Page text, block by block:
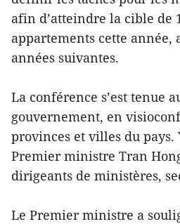
afin d’atteindre la cible de
appartements cette année,
années suivantes.
La conférence s’est tenue
gouvernement, en
provinces et villes du pays.
Premier ministre Tran
dirigeants de ministères,
Le Premier ministre a